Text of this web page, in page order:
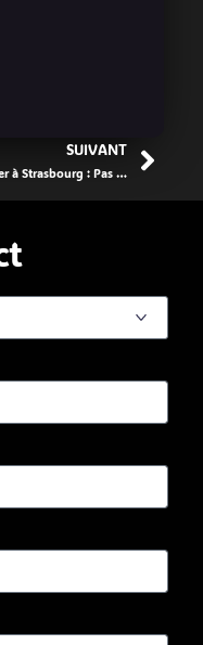
SUIVANT
Serrurier à Strasbourg : Pas de porte claquée sans solution